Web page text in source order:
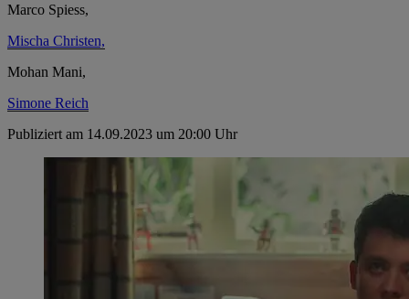
Marco Spiess,
Mischa Christen,
Mohan Mani,
Simone Reich
Publiziert am 14.09.2023 um 20:00 Uhr